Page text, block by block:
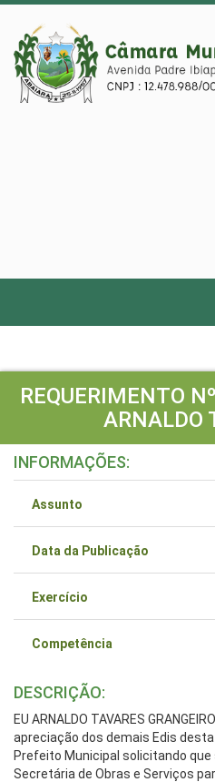
REQUERIMENTO
ARNALDO
INFORMAÇÕES:
Assunto
Data da Publicação
Exercício
Competência
DESCRIÇÃO:
EU ARNALDO TAVARES
apreciação dos demais Edis
Prefeito Municipal solicitando que
Secretária de Obras e Serviços